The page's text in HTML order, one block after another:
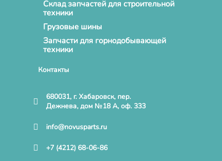
Склад запчастей для строительной
техники
Грузовые шины
Запчасти для горнодобывающей
техники
Контакты
680031, г. Хабаровск, пер.
Дежнева, дом №18 А, оф. 333
info@novusparts.ru
+7 (4212) 68-06-86